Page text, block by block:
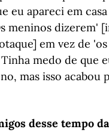
eu apareci em
meninos dizerem'
em vez de
medo de que
mas isso acabou
desse tempo